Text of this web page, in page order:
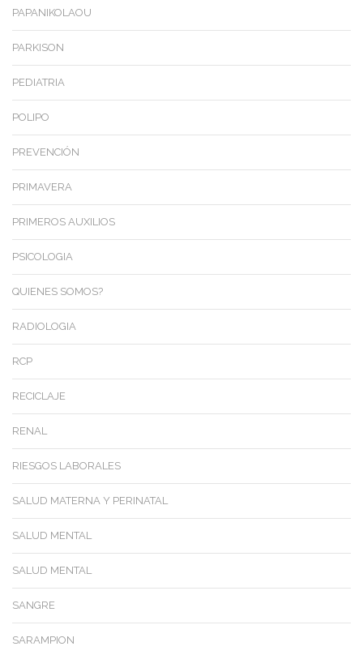
PAPANIKOLAOU
PARKISON
PEDIATRIA
POLIPO
PREVENCIÓN
PRIMAVERA
PRIMEROS AUXILIOS
PSICOLOGIA
QUIENES SOMOS?
RADIOLOGIA
RCP
RECICLAJE
RENAL
RIESGOS LABORALES
SALUD MATERNA Y PERINATAL
SALUD MENTAL
SALUD MENTAL
SANGRE
SARAMPION